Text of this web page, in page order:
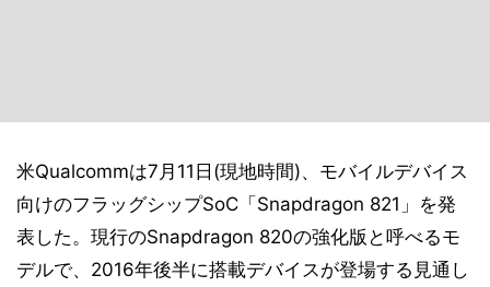
米Qualcommは7月11日(現地時間)、モバイルデバイス
向けのフラッグシップSoC「Snapdragon 821」を発
表した。現行のSnapdragon 820の強化版と呼べるモ
デルで、2016年後半に搭載デバイスが登場する見通し